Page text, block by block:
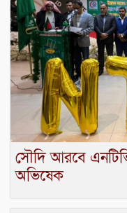
সৌদি আরবে
অভিষেক